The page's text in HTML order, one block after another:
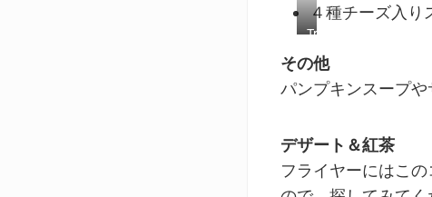
pomegranate
&
gravy
boat
and
utensils
on
the
side
４種チーズ入り
Trader
Joe’s
Scallopini
Potatoes,
a
casserole
dish
その他
パンプキンスープや
デザート＆紅茶
フライヤーにはこ